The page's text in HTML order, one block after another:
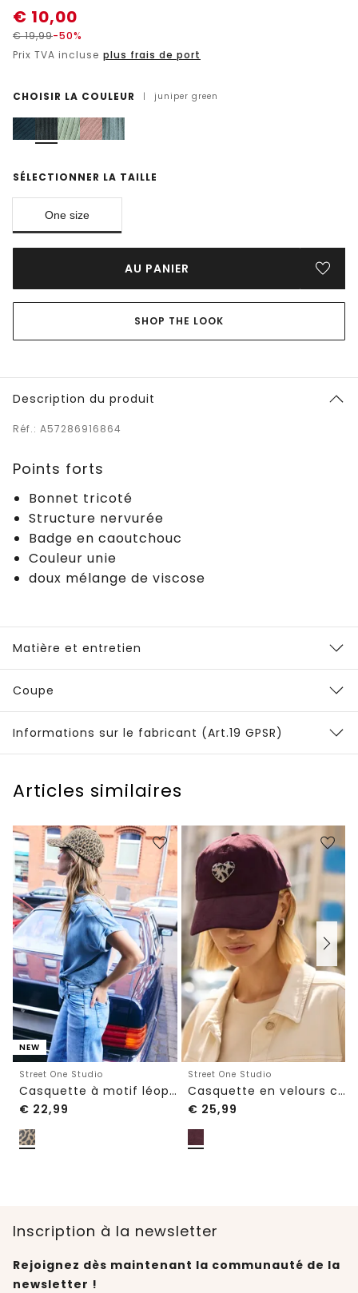
€ 10,00
€19,99-50%
Prix TVA incluse plus frais de port
CHOISIR LA COULEUR | juniper green
SÉLECTIONNER LA TAILLE
One size
AU PANIER
SHOP THE LOOK
Description du produit
Réf.: A57286916864
Points forts
Bonnet tricoté
Structure nervurée
Badge en caoutchouc
Couleur unie
doux mélange de viscose
Matière et entretien
Coupe
Informations sur le fabricant (Art.19 GPSR)
Articles similaires
NEW
Street One Studio
Casquette à motif léopard
€ 22,99
Street One Studio
Casquette en velours côtelé avec détail décoratif
€ 25,99
Inscription à la newsletter
Rejoignez dès maintenant la communauté de la
newsletter !